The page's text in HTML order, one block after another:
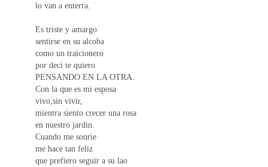
lo van a enterra.
Es triste y amargo
sentirse en su alcoba
como un traicionero
por deci te quiero
PENSANDO EN LA OTRA.
Con la que es mi esposa
vivo,sin vivir,
mientra siento crecer una rosa
en nuestro jardin.
Cuando me sonrie
me hace tan feliz
que prefiero seguir a su lao